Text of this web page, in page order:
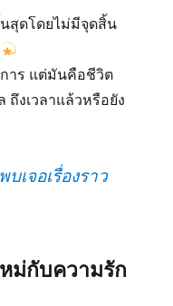
สุดโดยไม่มีจุดสิ้น
าร แต่มันคือชีวิต
งเวลาแล้วหรือยัง
เจอเรื่องราว
ม่กับความรัก